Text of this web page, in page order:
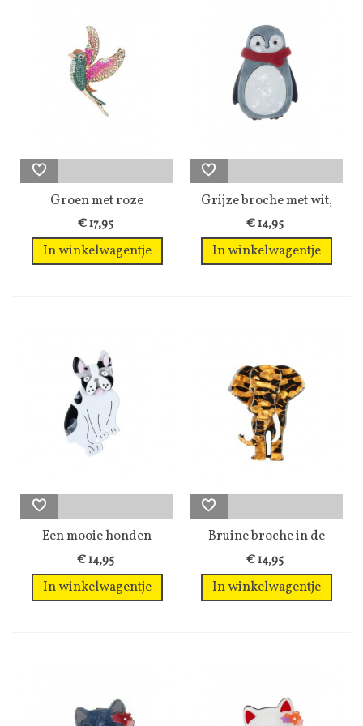
Groen met roze
gekleurde broche...
€ 17,95
In winkelwagentje
Grijze broche met wit,
rood in...
€ 14,95
In winkelwagentje
Een mooie honden
broche
€ 14,95
In winkelwagentje
Bruine broche in de
vorm van een...
€ 14,95
In winkelwagentje